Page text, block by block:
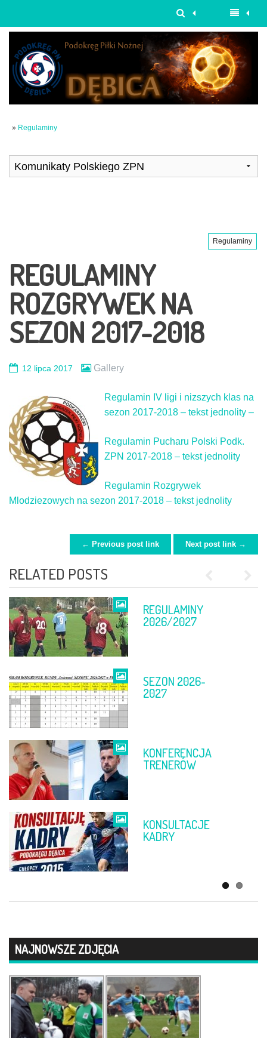
» Regulaminy
Regulaminy
REGULAMINY
ROZGRYWEK NA
SEZON 2017-2018
12 lipca 2017 Gallery
Regulamin IV ligi i nizszych klas na
sezon 2017-2018 – tekst jednolity –
Regulamin Pucharu Polski Podk.
ZPN 2017-2018 – tekst jednolity
Regulamin Rozgrywek
Mlodziezowych na sezon 2017-2018 – tekst jednolity
POST NAVIGATION← Previous post link Next post link →
RELATED POSTS
REGULAMINY
2026/2027
SEZON 2026-
2027
KONFERENCJA
TRENERÓW
KONSULTACJE
KADRY
FINAŁ PP
TABELE PO 11-
12 KWIETNIA
FINAŁ PP
DĘBICA –
ŻYCZENIA
WIELKANOCNE
NAJNOWSZE ZDJĘCIA